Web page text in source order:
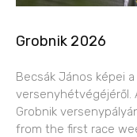
Grobnik 2026
Becsák János képei
versenyhétvégéjéről.
Grobnik
from the first race